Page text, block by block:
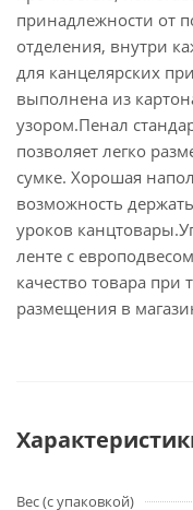
принадлежности от
отделения, внутри
для канцелярских
выполнена из
узором.Пенал
позволяет легко
сумке. Хорошая
возможность
уроков
ленте с
качество товара при
размещения в
Вес (с упаковкой)